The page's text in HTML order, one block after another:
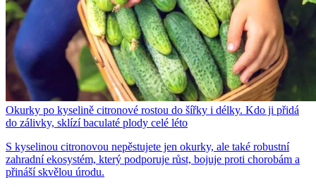
Okurky po kyselině citronové rostou do šířky i délky. Kdo ji přidá
do zálivky, sklízí baculaté plody celé léto
S kyselinou citronovou nepěstujete jen okurky, ale také robustní
zahradní ekosystém, který podporuje růst, bojuje proti chorobám a
přináší skvělou úrodu.